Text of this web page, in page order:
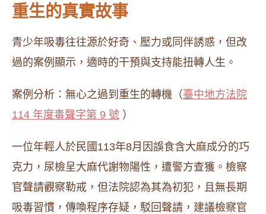
重生的真實故事
青少年吸毒往往源於好奇、壓力或同伴誘惑，但改
過的案例顯示，適時的干預與支持能扭轉人生。
案例分析：無心之過到重生的轉機（臺中地方法院
114 年度毒聲字第 9 號 ）
一位年輕人於民國113年8月因誤食含大麻成分的巧
克力，尿檢呈大麻代謝物陽性，遭警方查獲。檢察
官聲請觀察勒戒，但法院認為其為初犯，且無長期
吸毒習慣，傳喚程序存疑，駁回聲請，建議檢察官